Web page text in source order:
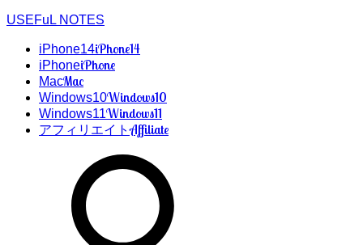
USEFuL NOTES
iPhone14iPhone14
iPhoneiPhone
MacMac
Windows10Windows10
Windows11Windows11
アフィリエイトAffiliate